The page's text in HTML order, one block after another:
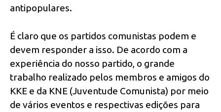
antipopulares.
É claro que os partidos comunistas podem e
devem responder a isso. De acordo com a
experiência do nosso partido, o grande
trabalho realizado pelos membros e amigos do
KKE e da KNE (Juventude Comunista) por meio
de vários eventos e respectivas edições para